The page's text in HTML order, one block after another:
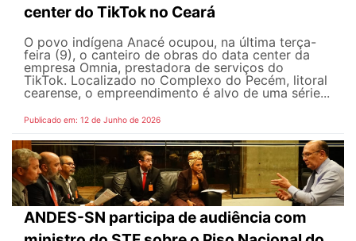
center do TikTok no Ceará
O povo indígena Anacé ocupou, na última terça-
feira (9), o canteiro de obras do data center da
empresa Omnia, prestadora de serviços do
TikTok. Localizado no Complexo do Pecém, litoral
cearense, o empreendimento é alvo de uma série...
Publicado em: 12 de Junho de 2026
ANDES-SN participa de audiência com